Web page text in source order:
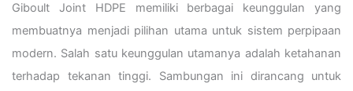
Giboult Joint HDPE memiliki berbagai keunggulan yang
membuatnya menjadi pilihan utama untuk sistem perpipaan
modern. Salah satu keunggulan utamanya adalah ketahanan
terhadap tekanan tinggi. Sambungan ini dirancang untuk